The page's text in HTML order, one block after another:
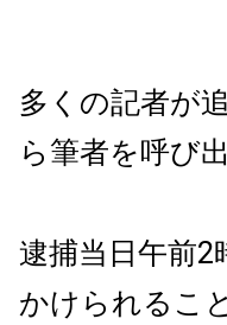
多くの記者が
ら筆者を呼び
逮捕当日午前2
かけられるこ